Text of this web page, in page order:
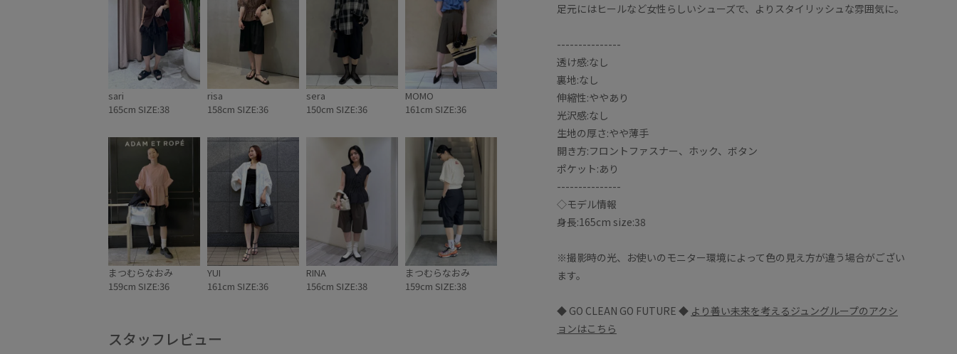
sari
165cm SIZE:38
risa
158cm SIZE:36
sera
150cm SIZE:36
MOMO
161cm SIZE:36
まつむらなおみ
159cm SIZE:36
YUI
161cm SIZE:36
RINA
156cm SIZE:38
まつむらなおみ
159cm SIZE:38
スタッフレビュー
足元にはヒールなど女性らしいシューズで、よりスタイリッシュな雰囲気に。
---------------
透け感:なし
裏地:なし
伸縮性:ややあり
光沢感:なし
生地の厚さ:やや薄手
開き方:フロントファスナー、ホック、ボタン
ポケット:あり
---------------
◇モデル情報
身長:165cm size:38
※撮影時の光、お使いのモニター環境によって色の見え方が違う場合がござい
ます。
◆ GO CLEAN GO FUTURE ◆ より善い未来を考えるジュングループのアクシ
ョンはこちら